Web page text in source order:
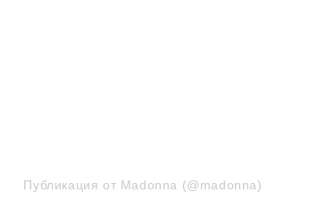
Публикация от Madonna (@madonna)